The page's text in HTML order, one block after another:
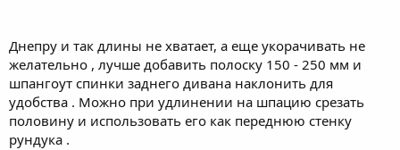
Днепру и так длины не хватает, а еще укорачивать не
желательно , лучше добавить полоску 150 - 250 мм и
шпангоут спинки заднего дивана наклонить для
удобства . Можно при удлинении на шпацию срезать
половину и использовать его как переднюю стенку
рундука .